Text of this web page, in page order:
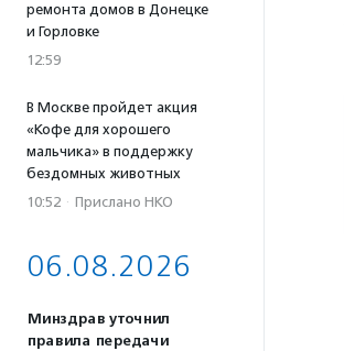
ремонта домов в Донецке
и Горловке
12:59
В Москве пройдет акция
«Кофе для хорошего
мальчика» в поддержку
бездомных животных
10:52 · Прислано НКО
06.08.2026
Минздрав уточнил
правила передачи